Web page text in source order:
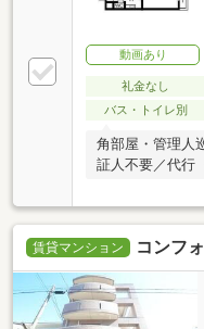
動画あり
礼金なし
バス・トイレ別
角部屋・管理人
証人不要／代行
賃貸マンション コンフ